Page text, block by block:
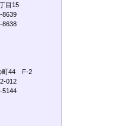
目15
町44 F-2
012